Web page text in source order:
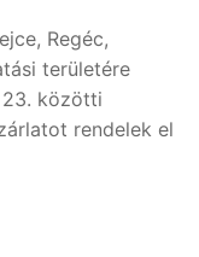
Regéc,
területére
közötti
rendelek el